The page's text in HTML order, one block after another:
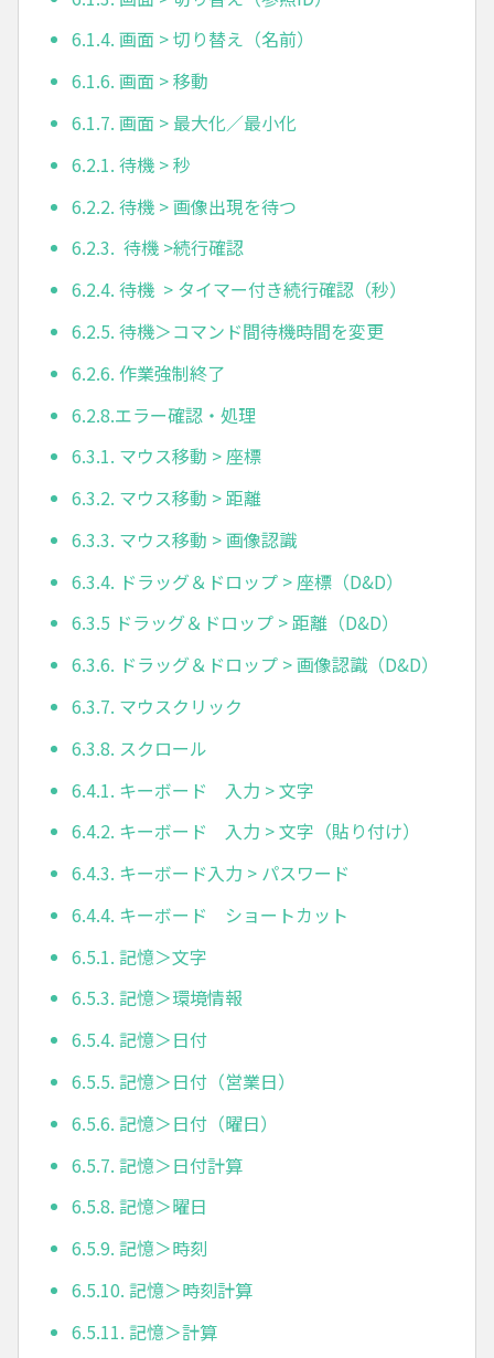
6.1.4. 画面 > 切り替え（名前）
6.1.6. 画面 > 移動
6.1.7. 画面 > 最大化／最小化
6.2.1. 待機 > 秒
6.2.2. 待機 > 画像出現を待つ
6.2.3. 待機 >続行確認
6.2.4. 待機 > タイマー付き続行確認（秒）
6.2.5. 待機＞コマンド間待機時間を変更
6.2.6. 作業強制終了
6.2.8.エラー確認・処理
6.3.1. マウス移動 > 座標
6.3.2. マウス移動 > 距離
6.3.3. マウス移動 > 画像認識
6.3.4. ドラッグ＆ドロップ > 座標（D&D）
6.3.5 ドラッグ＆ドロップ > 距離（D&D）
6.3.6. ドラッグ＆ドロップ > 画像認識（D&D）
6.3.7. マウスクリック
6.3.8. スクロール
6.4.1. キーボード 入力 > 文字
6.4.2. キーボード 入力 > 文字（貼り付け）
6.4.3. キーボード入力 > パスワード
6.4.4. キーボード ショートカット
6.5.1. 記憶＞文字
6.5.3. 記憶＞環境情報
6.5.4. 記憶＞日付
6.5.5. 記憶＞日付（営業日）
6.5.6. 記憶＞日付（曜日）
6.5.7. 記憶＞日付計算
6.5.8. 記憶＞曜日
6.5.9. 記憶＞時刻
6.5.10. 記憶＞時刻計算
6.5.11. 記憶＞計算